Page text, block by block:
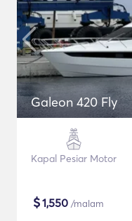
Galeon 420 Fly
Kapal Pesiar Motor
$1,550 /malam